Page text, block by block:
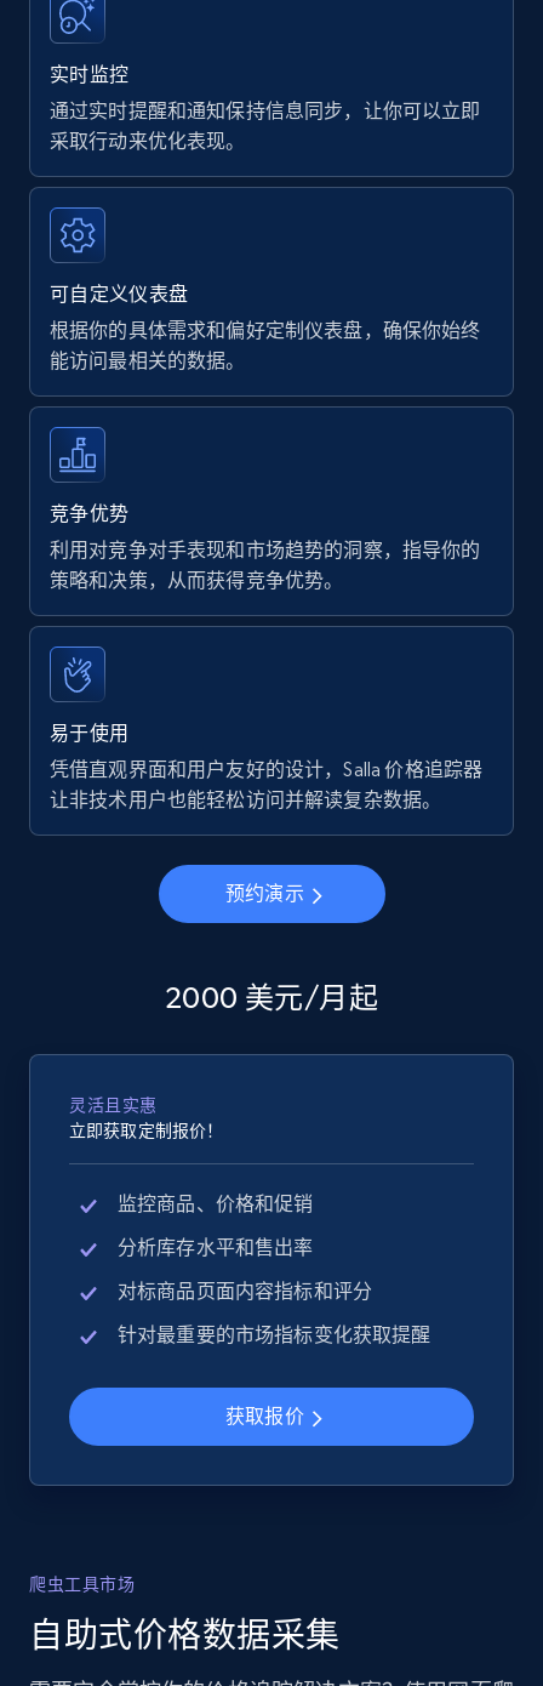
实时监控
通过实时提醒和通知保持信息同步，让你可以立即
采取行动来优化表现。
可自定义仪表盘
根据你的具体需求和偏好定制仪表盘，确保你始终
能访问最相关的数据。
竞争优势
利用对竞争对手表现和市场趋势的洞察，指导你的
策略和决策，从而获得竞争优势。
易于使用
凭借直观界面和用户友好的设计，Salla 价格追踪器
让非技术用户也能轻松访问并解读复杂数据。
预约演示
2000 美元/月起
灵活且实惠
立即获取定制报价！
监控商品、价格和促销
分析库存水平和售出率
对标商品页面内容指标和评分
针对最重要的市场指标变化获取提醒
获取报价
爬虫工具市场
自助式价格数据采集